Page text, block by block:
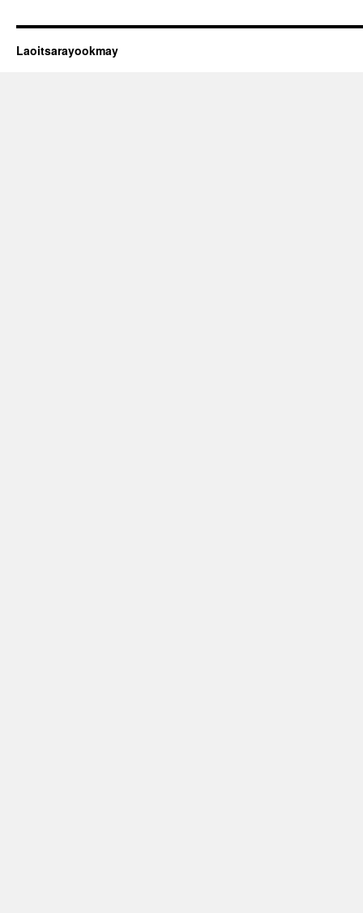
Laoitsarayookmay